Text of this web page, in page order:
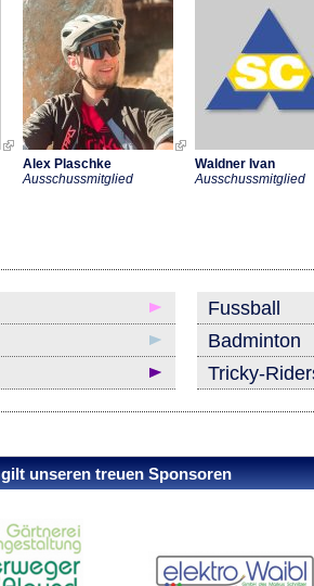
Alex Plaschke
Ausschussmitglied
Waldner Ivan
Ausschussmitglied
Fussball
Badminton
Tricky-
unseren treuen Sponsoren